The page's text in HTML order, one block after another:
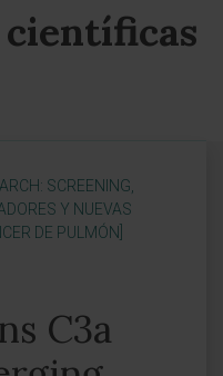
científicas
SCREENING,
Y NUEVAS
DE PULMÓN]
C3a